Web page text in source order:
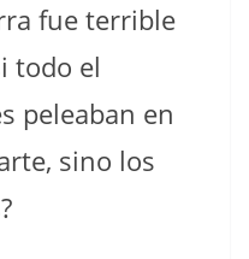
fue terrible
todo el
peleaban en
sino los